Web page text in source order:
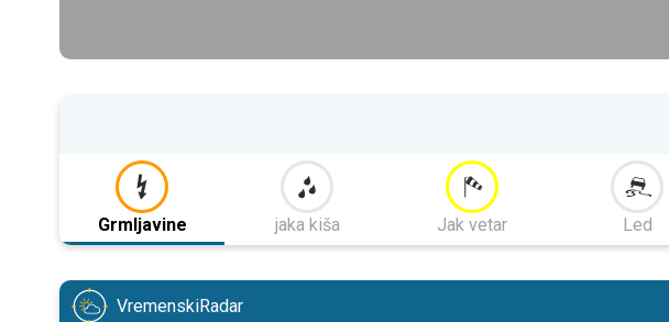
Grmljavine jaka kiša Jak vetar Led
VremenskiRadar